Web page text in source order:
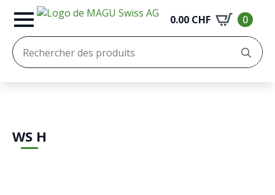
0.00 CHF
0
:
WS H